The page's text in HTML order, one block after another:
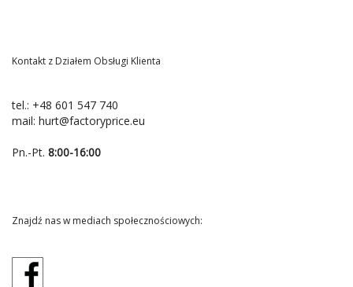
Kontakt z Działem Obsługi Klienta
tel.: +48 601 547 740
mail: hurt@factoryprice.eu
Pn.-Pt. 8:00-16:00
Znajdź nas w mediach społecznościowych: